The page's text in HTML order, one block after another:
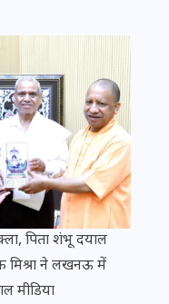
पिता शंभू दयाल
मिश्रा ने लखनऊ में
मीडिया